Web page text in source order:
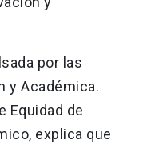
por las
y Académica.
Equidad de
explica que